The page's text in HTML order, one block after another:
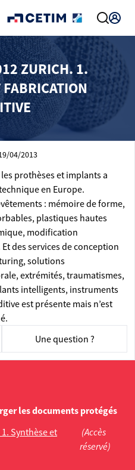
ZURICH. 1.
04/2013
prothèses et implants a
en Europe.
: mémoire de forme,
plastiques hautes
modification
des services de conception
solutions
extrémités, traumatismes,
intelligents, instruments
est présente mais n’est
Une question ?
les documents protégés
1. Synthèse et
(Accès
réservé)